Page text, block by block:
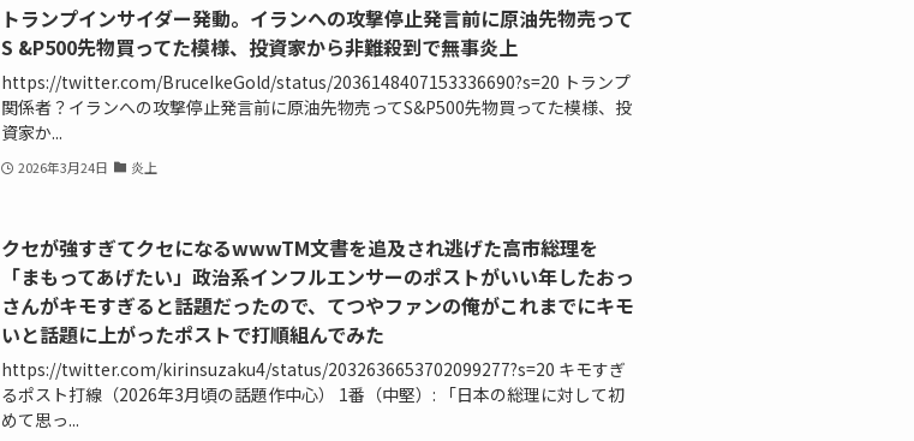
トランプインサイダー発動。イランへの攻撃停止発言前に原油先物売って
S &P500先物買ってた模様、投資家から非難殺到で無事炎上
https://twitter.com/BruceIkeGold/status/2036148407153336690?s=20 トランプ
関係者？イランへの攻撃停止発言前に原油先物売ってS&P500先物買ってた模様、投
資家か...
2026年3月24日 炎上
クセが強すぎてクセになるwwwTM文書を追及され逃げた高市総理を
「まもってあげたい」政治系インフルエンサーのポストがいい年したおっ
さんがキモすぎると話題だったので、てつやファンの俺がこれまでにキモ
いと話題に上がったポストで打順組んでみた
https://twitter.com/kirinsuzaku4/status/2032636653702099277?s=20 キモすぎ
るポスト打線（2026年3月頃の話題作中心） 1番（中堅）: 「日本の総理に対して初
めて思っ...